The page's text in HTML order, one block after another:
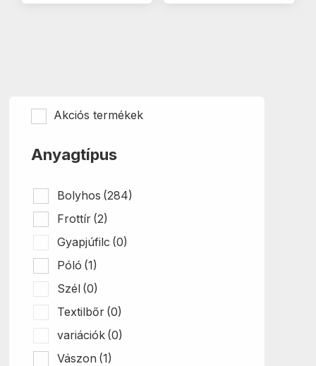
Akciós termékek
Anyagtípus
Bolyhos (284)
Frottír (2)
Gyapjúfilc (0)
Póló (1)
Szél (0)
Textilbőr (0)
variációk (0)
Vászon (1)